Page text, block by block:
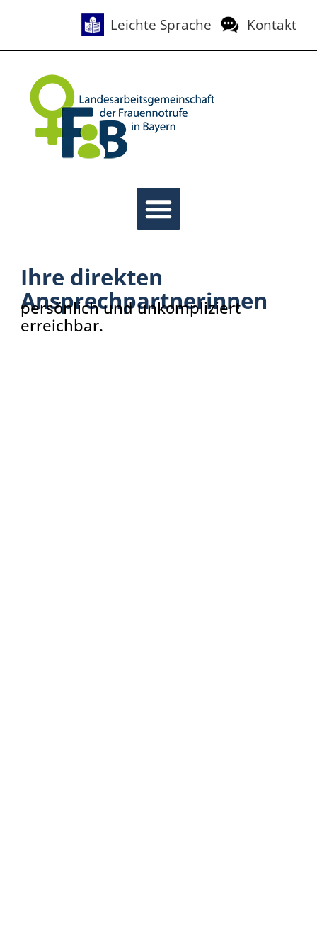
Leichte Sprache Kontakt
Ihre direkten
Ansprechpartnerinnen
persönlich und unkompliziert
erreichbar.